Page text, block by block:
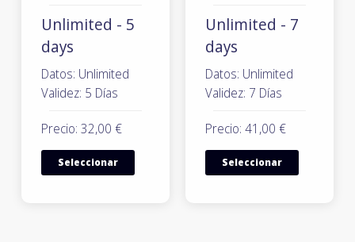
Unlimited - 5
days
Datos: Unlimited
Validez: 5 Días
Precio: 32,00 €
Seleccionar
Unlimited - 7
days
Datos: Unlimited
Validez: 7 Días
Precio: 41,00 €
Seleccionar